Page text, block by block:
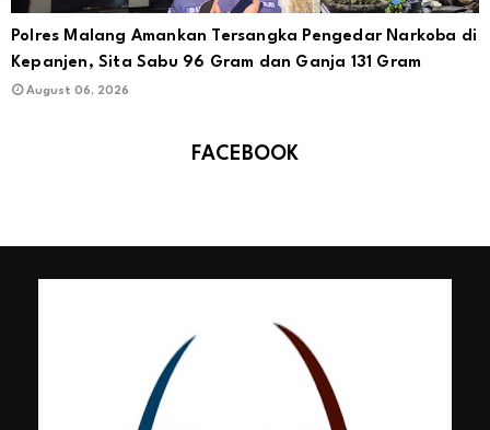
Polres Malang Amankan Tersangka Pengedar Narkoba di
Kepanjen, Sita Sabu 96 Gram dan Ganja 131 Gram
August 06, 2026
FACEBOOK